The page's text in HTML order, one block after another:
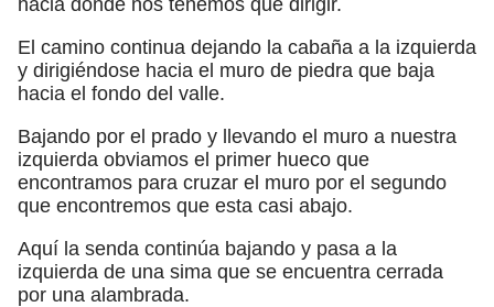
El camino continua dejando la cabaña a la izquierda
y dirigiéndose hacia el muro de piedra que baja
hacia el fondo del valle.
Bajando por el prado y llevando el muro a nuestra
izquierda obviamos el primer hueco que
encontramos para cruzar el muro por el segundo
que encontremos que esta casi abajo.
Aquí la senda continúa bajando y pasa a la
izquierda de una sima que se encuentra cerrada
por una alambrada.